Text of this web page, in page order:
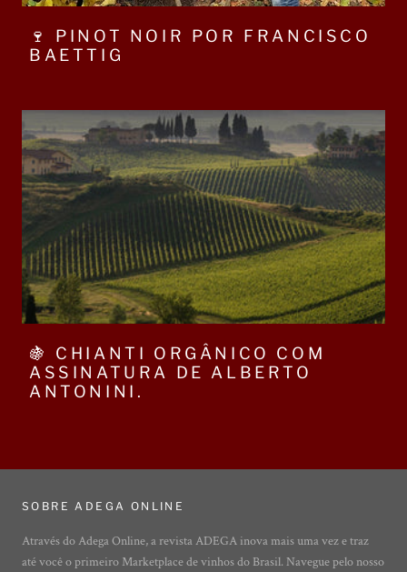
🍷 PINOT NOIR POR FRANCISCO
BAETTIG
🍇 CHIANTI ORGÂNICO COM
ASSINATURA DE ALBERTO
ANTONINI.
SOBRE ADEGA ONLINE
Através do Adega Online, a revista ADEGA inova mais uma vez e traz
até você o primeiro Marketplace de vinhos do Brasil. Navegue pelo nosso